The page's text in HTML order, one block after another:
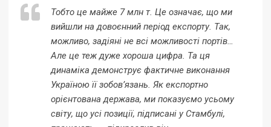
Тобто це майже 7 млн т. Це означає, що ми
вийшли на довоєнний період експорту. Так,
можливо, задіяні не всі можливості портів…
Але це теж дуже хороша цифра. Та ця
динаміка демонструє фактичне виконання
Україною її зобов’язань. Як експортно
орієнтована держава, ми показуємо усьому
світу, що усі позиції, підписані у Стамбулі,